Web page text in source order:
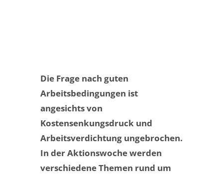
Die Frage nach guten
Arbeitsbedingungen ist
angesichts von
Kostensenkungsdruck und
Arbeitsverdichtung ungebrochen.
In der Aktionswoche werden
verschiedene Themen rund um